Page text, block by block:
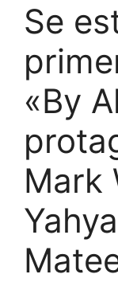
Se
«By
Mark